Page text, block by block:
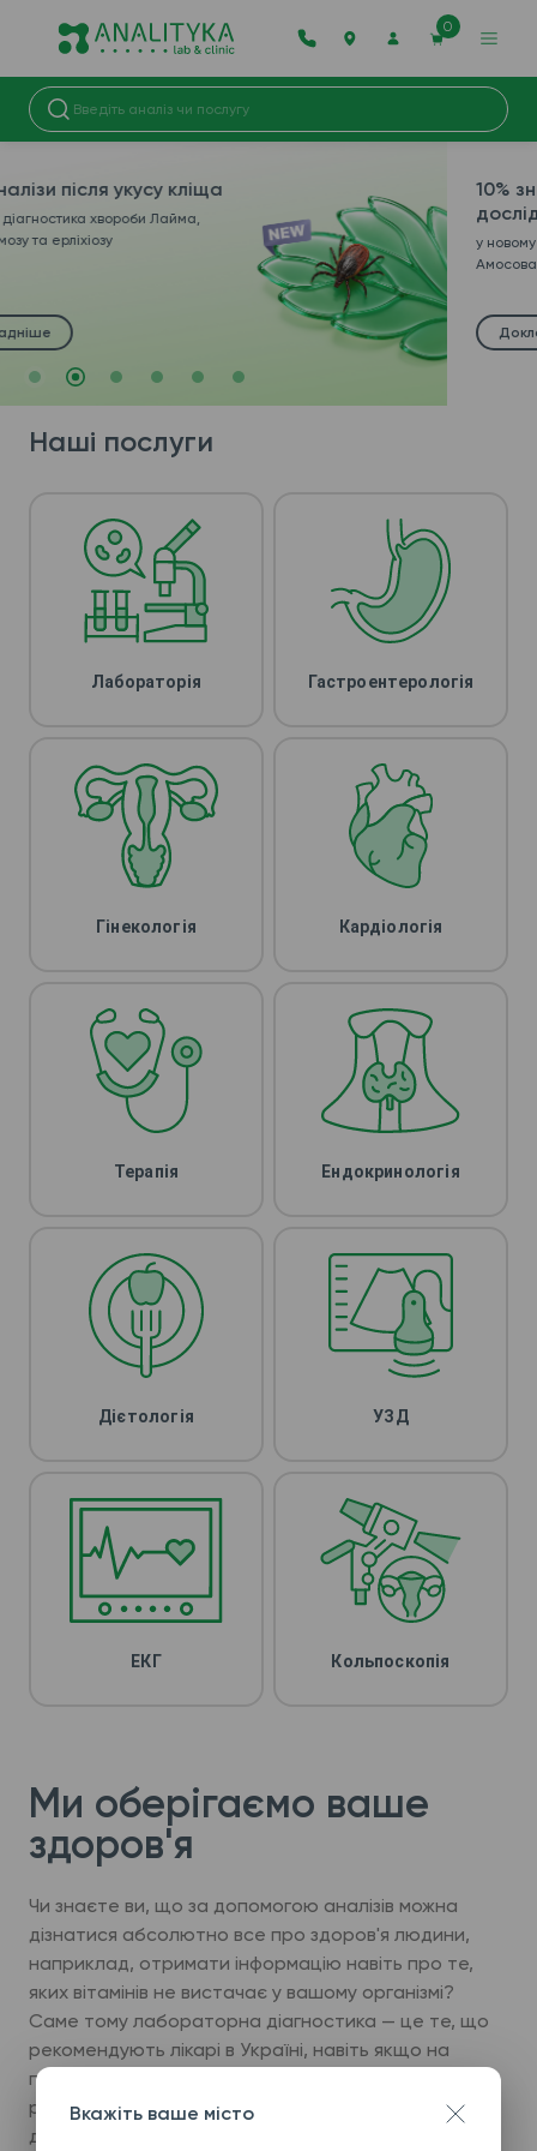
0
10% знижка на всі
дослідження
у новому відділенні в м. Харків, вул.
Докладніше
Наші послуги
Лабораторія Гастроентерологія
Гінекологія Кардіологія
Терапія Ендокринологія
Дієтологія УЗД
ЕКГ Кольпоскопія
Ми оберігаємо ваше
здоров'я
Чи знаєте ви, що за допомогою аналізів можна
дізнатися абсолютно все про здоров'я людини,
наприклад, отримати інформацію навіть про те,
яких вітамінів не вистачає у вашому організмі?
Саме тому лабораторна діагностика — це те, що
рекомендують лікарі в Україні, навіть якщо на
перший погляд вас нічого не турбує. Однак, щоб
результати будь-яких досліджень були
достовірними та точними, потрібно обирати
Вкажіть ваше місто